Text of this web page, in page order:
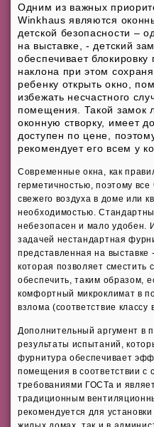
Одним из важных
Winkhaus являются
детской безопасности –
на выставке, - детский
обеспечивает
наклона при этом
ребенку открыть окно,
избежать несчастного
помещения. Такой замок
оконную створку, имеет
доступен по цене,
рекомендует его всем у
Современные окна, как
герметичностью, поэтому
свежего воздуха в доме или
необходимостью.
небезопасен и мало удобен.
задачей нестандартная
представленная на выставке
которая позволяет сместить
обеспечить, таким образом,
комфортный микроклимат в
взлома (соответствие классу
Дополнительный аргумент в
результаты испытаний,
фурнитура обеспечивает
помещения в соответствии с
требованиями ГОСТа и
традиционным
рекомендуется для